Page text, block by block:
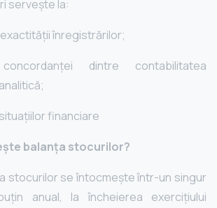
servește la:
înregistrărilor;
dintre contabilitatea
financiare
balanța stocurilor?
stocurilor se întocmește într-un singur
anual, la încheierea exercițiului